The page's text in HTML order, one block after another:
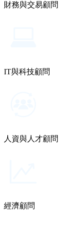
財務與交易顧問
IT與科技顧問
人資與人才顧問
經濟顧問